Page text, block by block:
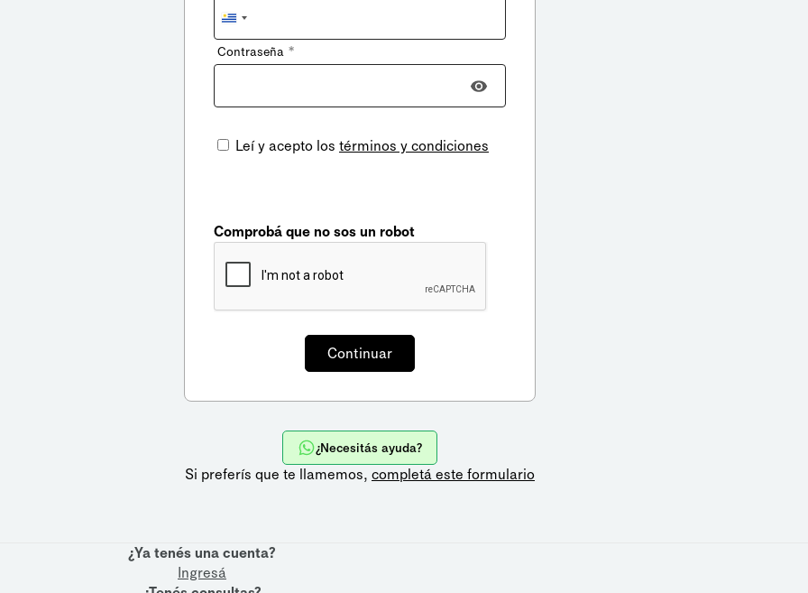
Uruguay
+598
Contraseña *
Leí y acepto los términos y condiciones
Comprobá que no sos un robot
¿Necesitás ayuda?
Si preferís que te llamemos, completá este formulario
¿Ya tenés una cuenta?
Ingresá